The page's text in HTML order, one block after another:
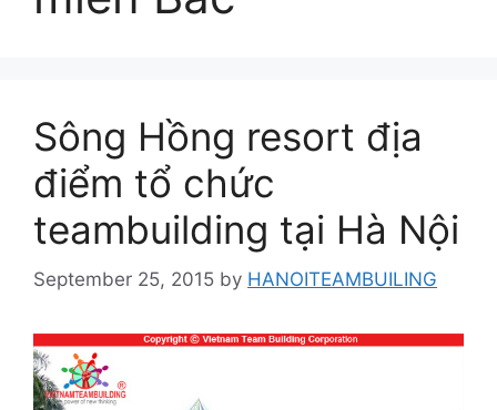
Sông Hồng resort địa
điểm tổ chức
teambuilding tại Hà Nội
September 25, 2015 by HANOITEAMBUILING